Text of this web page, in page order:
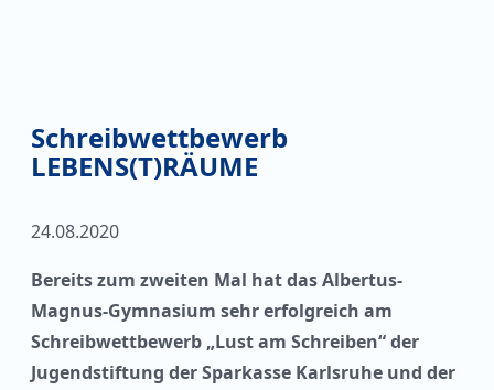
Schreibwettbewerb
LEBENS(T)RÄUME
24.08.2020
Bereits zum zweiten Mal hat das Albertus-
Magnus-Gymnasium sehr erfolgreich am
Schreibwettbewerb „Lust am Schreiben“ der
Jugendstiftung der Sparkasse Karlsruhe und der